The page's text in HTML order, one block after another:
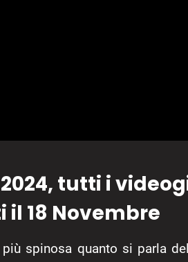
tutti i
18 Novembre
spinosa quanto si parla